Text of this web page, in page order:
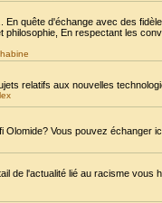
En quête d'échange avec des
philosophie, En respectant les
relatifs aux nouvelles
Olomide? Vous pouvez échanger
de l'actualité lié au racisme